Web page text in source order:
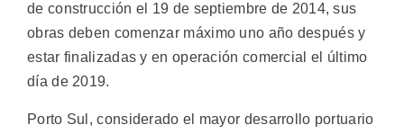
de construcción el 19 de septiembre de 2014, sus
obras deben comenzar máximo uno año después y
estar finalizadas y en operación comercial el último
día de 2019.
Porto Sul, considerado el mayor desarrollo portuario